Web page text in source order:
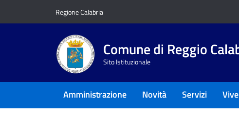
Regione Calabria
Comune di Reggio
Sito Istituzionale
Amministrazione Novità Servizi